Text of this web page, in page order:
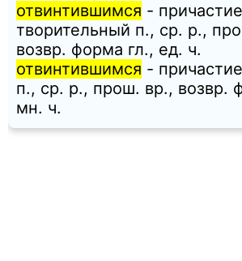
отвинтившимся -
творительный п., ср. p.,
возвр. форма гл., ед. ч.
отвинтившимся -
п., ср. p., прош. вр., возвр.
мн. ч.